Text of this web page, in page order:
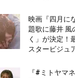
映画『四月に
題歌に藤井 風
く」が決定！
スタービジュ
『#ミトヤマ